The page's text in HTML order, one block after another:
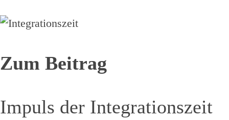
Zum Beitrag
Impuls der Integrationszeit